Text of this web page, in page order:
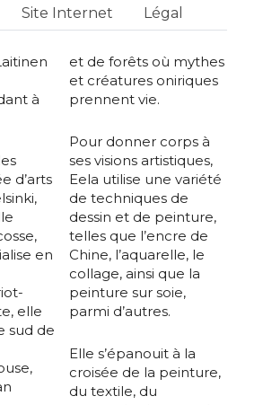
Site Internet Légal
à
d’arts
en
elle
sud de
et de forêts où mythes
et créatures oniriques
prennent vie.
Pour donner corps à
ses visions artistiques,
Eela utilise une variété
de techniques de
dessin et de peinture,
telles que l’encre de
Chine, l’aquarelle, le
collage, ainsi que la
peinture sur soie,
parmi d’autres.
Elle s’épanouit à la
croisée de la peinture,
du textile, du